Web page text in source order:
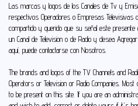
Las marcas y logos de los Canales de Tv y
respectivos Operadores o Empresas Televisivas
compartido y querido que su señal este
un Canal de Television o de Radio y desea
aquí, puede contactarse con Nosotros
The brands and logos of the TV Channels and
Operators or Television or Radio Companies.
to be present on this site. If you are an